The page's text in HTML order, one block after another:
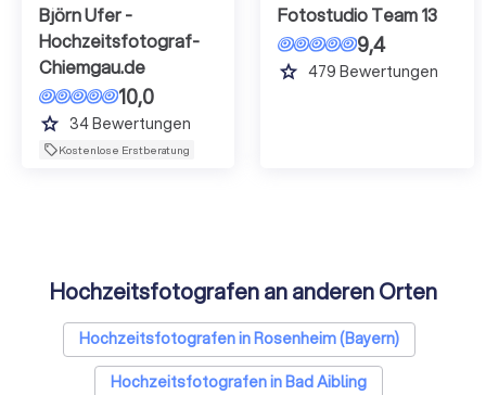
Björn Ufer -
Hochzeitsfotograf-
Chiemgau.de
10,0
grade 34Bewertungen
Kostenlose Erstberatung
Fotostudio Team 13
9,4
grade 479 Bewertungen
Hochzeitsfotografen an anderen Orten
Hochzeitsfotografen in Rosenheim (Bayern)
Hochzeitsfotografen in Bad Aibling